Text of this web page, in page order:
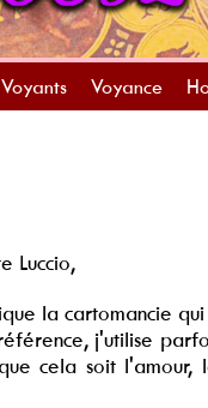
Voyants Voyance
Luccio,
la cartomancie
j'utilise
cela soit